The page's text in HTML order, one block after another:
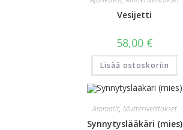
Vesijetti
58,00 €
Lisää ostoskoriin
Ammatit, Mutteriveistokset
Synnytyslääkäri (mies)